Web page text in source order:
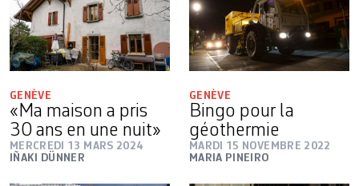
GENÈVE
«Ma maison a pris
30 ans en une nuit»
MERCREDI 13 MARS 2024
IÑAKI DÜNNER
GENÈVE
Bingo pour la
géothermie
MARDI 15 NOVEMBRE 2022
MARIA PINEIRO